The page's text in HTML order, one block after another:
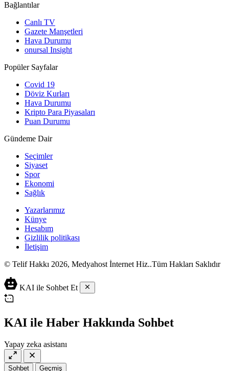
Bağlantılar
Canlı TV
Gazete Manşetleri
Hava Durumu
onursal Insight
Popüler Sayfalar
Covid 19
Döviz Kurları
Hava Durumu
Kripto Para Piyasaları
Puan Durumu
Gündeme Dair
Seçimler
Siyaset
Spor
Ekonomi
Sağlık
Yazarlarımız
Künye
Hesabım
Gizlilik politikası
İletişim
© Telif Hakkı 2026, Medyahost İnternet Hiz..Tüm Hakları Saklıdır
casino
siteleri
casino
2023
lordcasino
canlı
casino
siteleri
iyi
casino
vdcasino
vdcasino
giriş
ev
yapımı
salça
KAI ile Sohbet Et
KAI ile Haber Hakkında Sohbet
Yapay zeka asistanı
Sohbet Geçmiş